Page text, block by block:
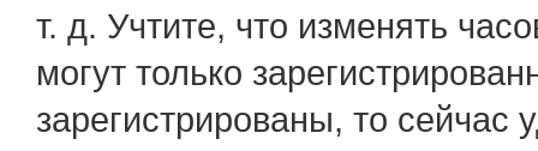
т. д. Учтите, что изменять
могут только
зарегистрированы, то сейчас